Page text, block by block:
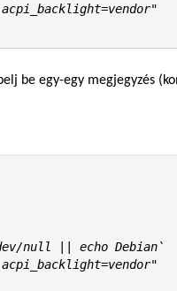
acpi_backlight=vendor"
be egy-egy megjegyzés
dev/null || echo Debian`
acpi_backlight=vendor"